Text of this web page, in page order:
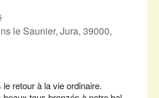
le Saunier, Jura, 39000,
retour à la vie ordinaire.